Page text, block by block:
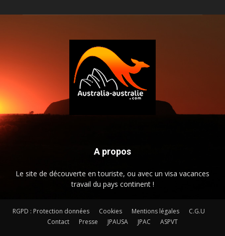
A propos
Le site de découverte en touriste, ou avec un visa vacances
travail du pays continent !
RGPD : Protection données Cookies Mentions légales
C.G.U
Contact
Presse JPAUSA JPAC ASPVT